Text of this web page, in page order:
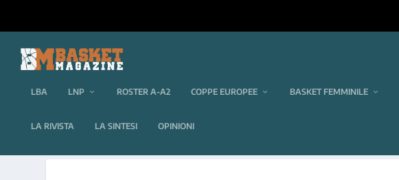
LBA LNP ROSTER A-A2 COPPE EUROPEE BASKET FEMMINILE
LA RIVISTA LA SINTESI OPINIONI